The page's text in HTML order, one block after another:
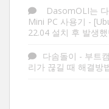
DasomOLI는
Mini PC 사용기 -
22.04 설치 후 발생
다솜돌이 - 부트
리가 끊길 때 해결방